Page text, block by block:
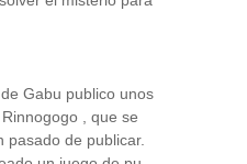
Gabu publico unos
, que se
pasado de publicar.